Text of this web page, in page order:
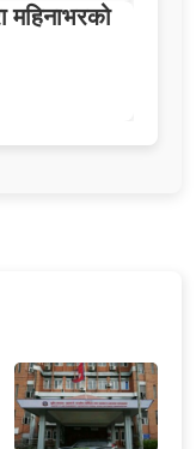
महिनाभरको